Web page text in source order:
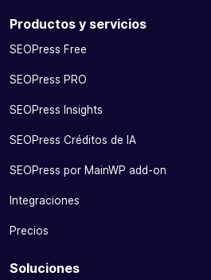
Productos y servicios
SEOPress Free
SEOPress PRO
SEOPress Insights
SEOPress Créditos de IA
SEOPress por MainWP add-on
Integraciones
Precios
Soluciones